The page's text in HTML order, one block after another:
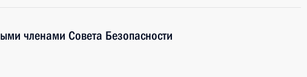
членами Совета Безопасности